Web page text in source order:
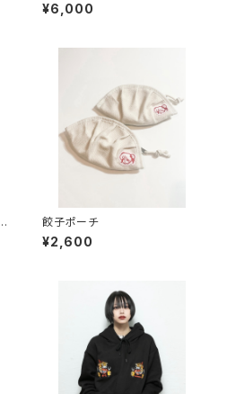
¥6,000
餃子ポーチ
¥2,600